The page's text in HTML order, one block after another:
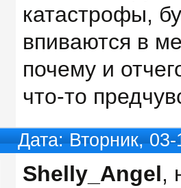
катастрофы,
впиваются в
почему и
что-то
Дата: Вторник,
Shelly_Angel,